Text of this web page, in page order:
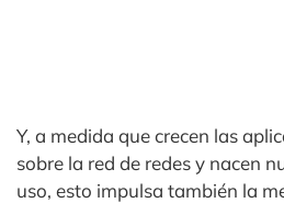
Y, a medida que crecen las
sobre la red de redes y nacen
uso, esto impulsa también la